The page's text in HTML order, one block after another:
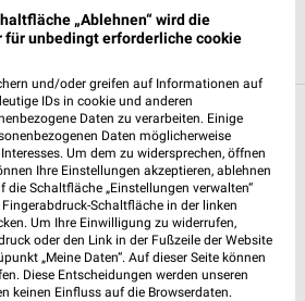
Geschäfte mit Angeboten
in Ludwigsburg
Deutschland
„Ablehnen“ wird die
unbedingt erforderliche cookie
und/oder greifen auf Informationen auf
IDs in cookie und anderen
Daten zu verarbeiten. Einige
Daten möglicherweise
Um dem zu widersprechen, öffnen
Ihre Einstellungen akzeptieren, ablehnen
die Schaltfläche „Einstellungen verwalten“
Schaltfläche in der linken
Um Ihre Einwilligung zu widerrufen,
oder den Link in der Fußzeile der Website
„Meine Daten“. Auf dieser Seite können
Diese Entscheidungen werden unseren
keinen Einfluss auf die Browserdaten.